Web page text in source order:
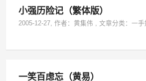
小强历险记（繁体版）
2005-12-27, 作者：黄集伟 ,文章分类：一手
一笑百虑忘（黄易）